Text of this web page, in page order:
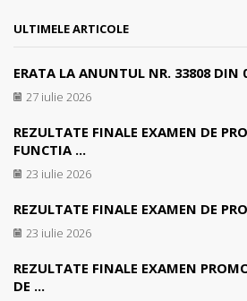
ULTIMELE ARTICOLE
ERATA LA ANUNTUL NR. 33808 DIN
27 iulie 2026
REZULTATE FINALE EXAMEN DE
FUNCTIA ...
23 iulie 2026
REZULTATE FINALE EXAMEN DE
23 iulie 2026
REZULTATE FINALE EXAMEN
DE ...